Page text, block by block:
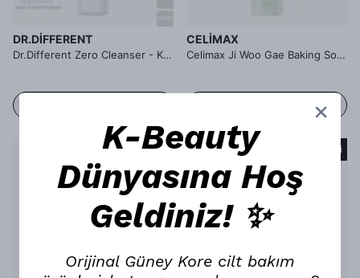
DR.DIFFERENT
Dr.Different Zero Cleanser - Kuru ve Normal Cilt Tipleri İçin Hafif Formüllü Köpük Temizleyici 2.Aşama
CELIMAX
Celimax Ji Woo Gae Baking Soda Deep Pore Foam Cleansing - Gözenek Karşıtı Bakım Sağlayan Köpük Temizleyici
Tükendi Tükendi
K-Beauty
Dünyasına Hoş
Geldiniz! ✨
Orijinal Güney Kore cilt bakım